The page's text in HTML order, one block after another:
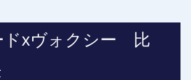
ドxヴォクシー 比